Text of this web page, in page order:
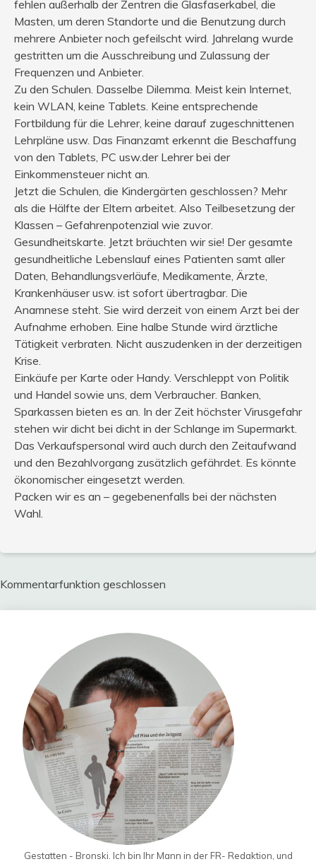
fehlen außerhalb der Zentren die Glasfaserkabel, die
Masten, um deren Standorte und die Benutzung durch
mehrere Anbieter noch gefeilscht wird. Jahrelang wurde
gestritten um die Ausschreibung und Zulassung der
Frequenzen und Anbieter.
Zu den Schulen. Dasselbe Dilemma. Meist kein Internet,
kein WLAN, keine Tablets. Keine entsprechende
Fortbildung für die Lehrer, keine darauf zugeschnittenen
Lehrpläne usw. Das Finanzamt erkennt die Beschaffung
von den Tablets, PC usw.der Lehrer bei der
Einkommensteuer nicht an.
Jetzt die Schulen, die Kindergärten geschlossen? Mehr
als die Hälfte der Eltern arbeitet. Also Teilbesetzung der
Klassen – Gefahrenpotenzial wie zuvor.
Gesundheitskarte. Jetzt bräuchten wir sie! Der gesamte
gesundheitliche Lebenslauf eines Patienten samt aller
Daten, Behandlungsverläufe, Medikamente, Ärzte,
Krankenhäuser usw. ist sofort übertragbar. Die
Anamnese steht. Sie wird derzeit von einem Arzt bei der
Aufnahme erhoben. Eine halbe Stunde wird ärztliche
Tätigkeit verbraten. Nicht auszudenken in der derzeitigen
Krise.
Einkäufe per Karte oder Handy. Verschleppt von Politik
und Handel sowie uns, dem Verbraucher. Banken,
Sparkassen bieten es an. In der Zeit höchster Virusgefahr
stehen wir dicht bei dicht in der Schlange im Supermarkt.
Das Verkaufspersonal wird auch durch den Zeitaufwand
und den Bezahlvorgang zusätzlich gefährdet. Es könnte
ökonomischer eingesetzt werden.
Packen wir es an – gegebenenfalls bei der nächsten
Wahl.
Kommentarfunktion geschlossen
Gestatten - Bronski. Ich bin Ihr Mann in der FR- Redaktion, und